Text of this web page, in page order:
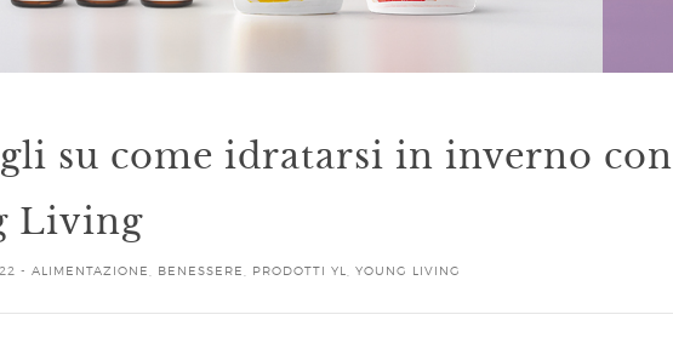
su come idratarsi in inverno con
Living
- ALIMENTAZIONE BENESSERE PRODOTTI YL YOUNG LIVING